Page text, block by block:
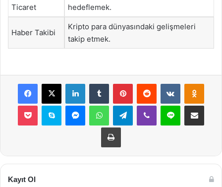
Ticaret
hedeflemek.
Haber Takibi
Kripto para dünyasındaki gelişmeleri
takip etmek.
Facebook
X LinkedInTumblr PinterestReddit VKontakte
Pocket Skype MessengerWhatsAppTelegramViber Line E-Posta ile
Yazdır
Kayıt Ol